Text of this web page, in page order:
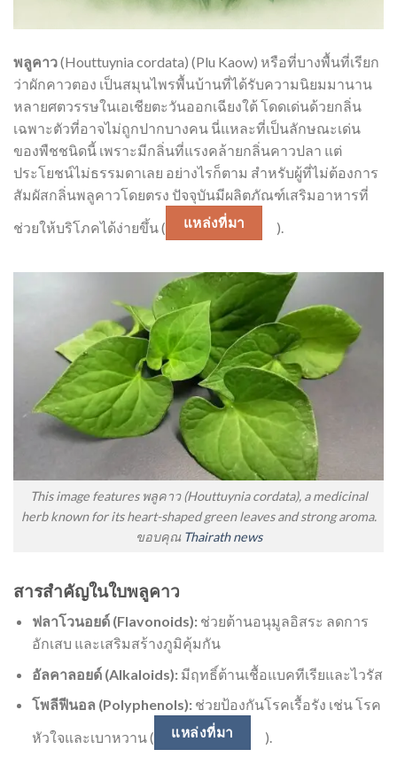
พลูคาว(Houttuynia cordata) (Plu Kaow) หรือที่บางพื้นที่เรียก
ว่าผักคาวตอง เป็นสมุนไพรพื้นบ้านที่ได้รับความนิยมมานาน
หลายศตวรรษในเอเชียตะวันออกเฉียงใต้ โดดเด่นด้วยกลิ่น
เฉพาะตัวที่อาจไม่ถูกปากบางคน นี่แหละที่เป็นลักษณะเด่น
ของพืชชนิดนี้ เพราะมีกลิ่นที่แรงคล้ายกลิ่นคาวปลา แต่
ประโยชน์ไม่ธรรมดาเลย อย่างไรก็ตาม สำหรับผู้ที่ไม่ต้องการ
สัมผัสกลิ่นพลูคาวโดยตรง ปัจจุบันมีผลิตภัณฑ์เสริมอาหารที่
ช่วยให้บริโภคได้ง่ายขึ้น (
แหล่งที่มา ).
This image features พลูคาว (Houttuynia cordata), a medicinal
herb known for its heart-shaped green leaves and strong aroma.
ขอบคุณ Thairath news
สารสำคัญในใบพลูคาว
ฟลาโวนอยด์ (Flavonoids):ช่วยต้านอนุมูลอิสระ ลดการ
อักเสบ และเสริมสร้างภูมิคุ้มกัน
อัลคาลอยด์ (Alkaloids):มีฤทธิ์ต้านเชื้อแบคทีเรียและไวรัส
โพลีฟีนอล (Polyphenols):ช่วยป้องกันโรคเรื้อรัง เช่น โรค
หัวใจและเบาหวาน (
แหล่งที่มา ).